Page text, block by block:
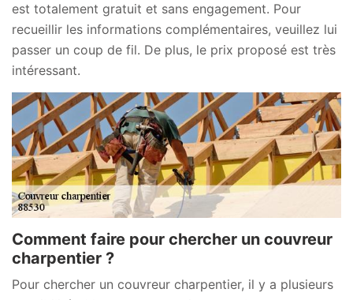
est totalement gratuit et sans engagement. Pour
recueillir les informations complémentaires, veuillez lui
passer un coup de fil. De plus, le prix proposé est très
intéressant.
Comment faire pour chercher un couvreur
charpentier ?
Pour chercher un couvreur charpentier, il y a plusieurs